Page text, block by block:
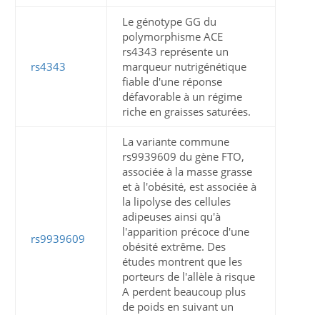
rs4343
Le génotype GG du
polymorphisme ACE
rs4343 représente un
marqueur nutrigénétique
fiable d'une réponse
défavorable à un régime
riche en graisses saturées.
rs9939609
La variante commune
rs9939609 du gène FTO,
associée à la masse grasse
et à l'obésité, est associée à
la lipolyse des cellules
adipeuses ainsi qu'à
l'apparition précoce d'une
obésité extrême. Des
études montrent que les
porteurs de l'allèle à risque
A perdent beaucoup plus
de poids en suivant un